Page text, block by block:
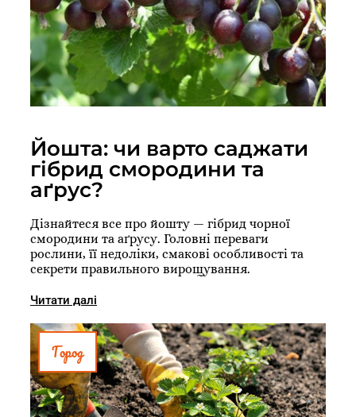
Йошта: чи варто саджати
гібрид смородини та
аґрус?
Дізнайтеся все про йошту — гібрид чорної
смородини та аґрусу. Головні переваги
рослини, її недоліки, смакові особливості та
секрети правильного вирощування.
Читати далі
Город